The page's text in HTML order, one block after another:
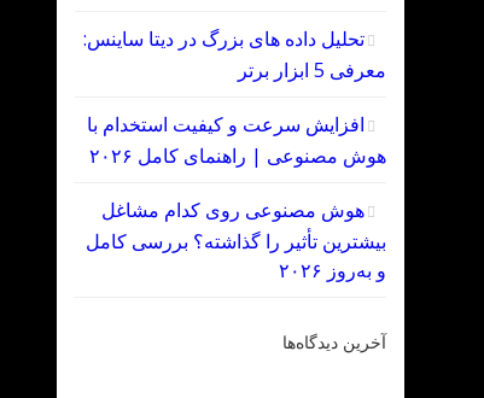
تحلیل داده‌ های بزرگ در دیتا ساینس:
معرفی 5 ابزار برتر
افزایش سرعت و کیفیت استخدام با
هوش مصنوعی | راهنمای کامل ۲۰۲۶
هوش مصنوعی روی کدام مشاغل
بیشترین تأثیر را گذاشته؟ بررسی کامل
و به‌روز ۲۰۲۶
آخرین دیدگاه‌ها